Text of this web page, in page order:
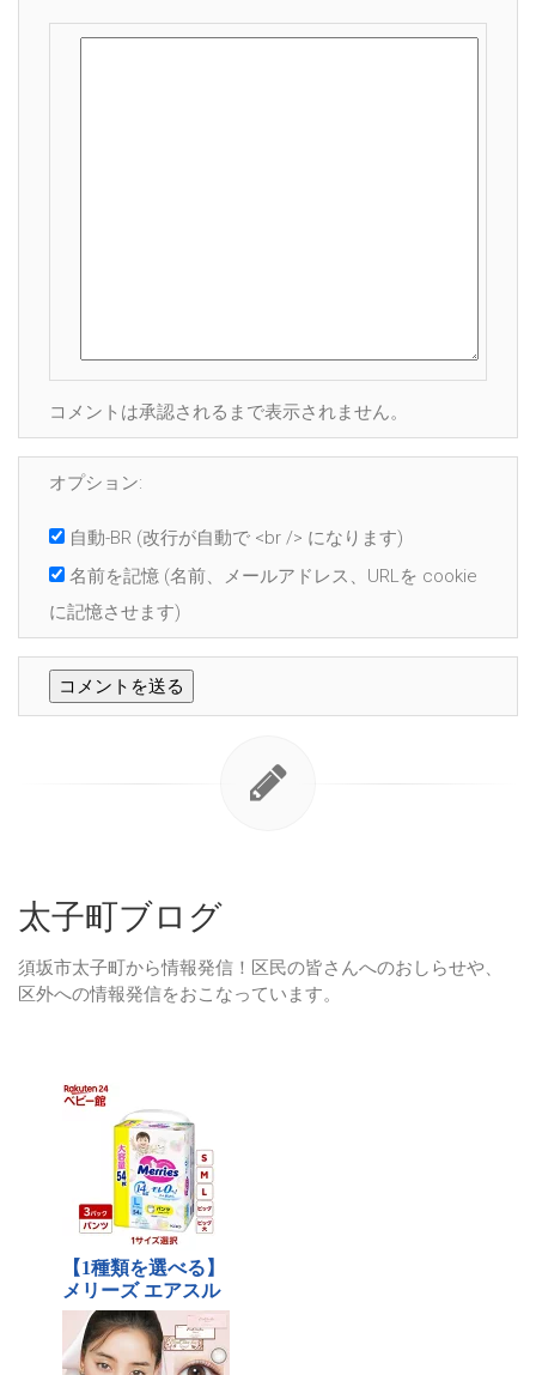
コメントは承認されるまで表示されません。
オプション:
自動-BR (改行が自動で <br /> になります)
名前を記憶 (名前、メールアドレス、URLを cookie
に記憶させます)
太子町ブログ
須坂市太子町から情報発信！区民の皆さんへのおしらせや、
区外への情報発信をおこなっています。